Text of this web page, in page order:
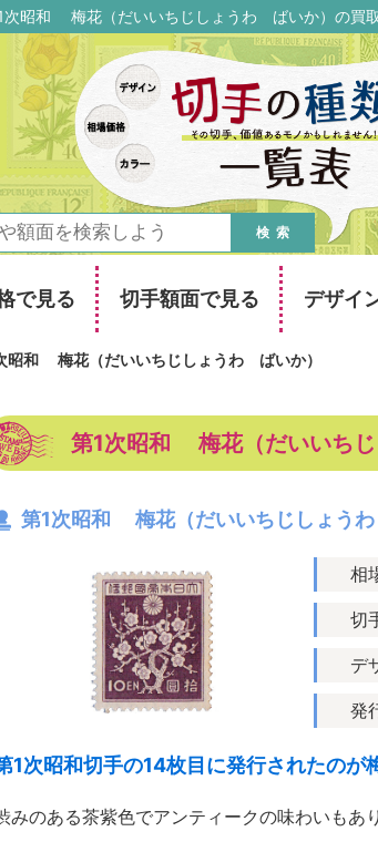
次昭和 梅花（だいいちじしょうわ ばいか）の買
検索
で見る 切手額面で見る デザイ
昭和 梅花（だいいちじしょうわ ばいか）
第1次昭和 梅花（だいいち
第1次昭和 梅花（だいいちじしょう
相
切
デ
発
1次昭和切手の14枚目に発行されたのが
みのある茶紫色でアンティークの味わいもあ